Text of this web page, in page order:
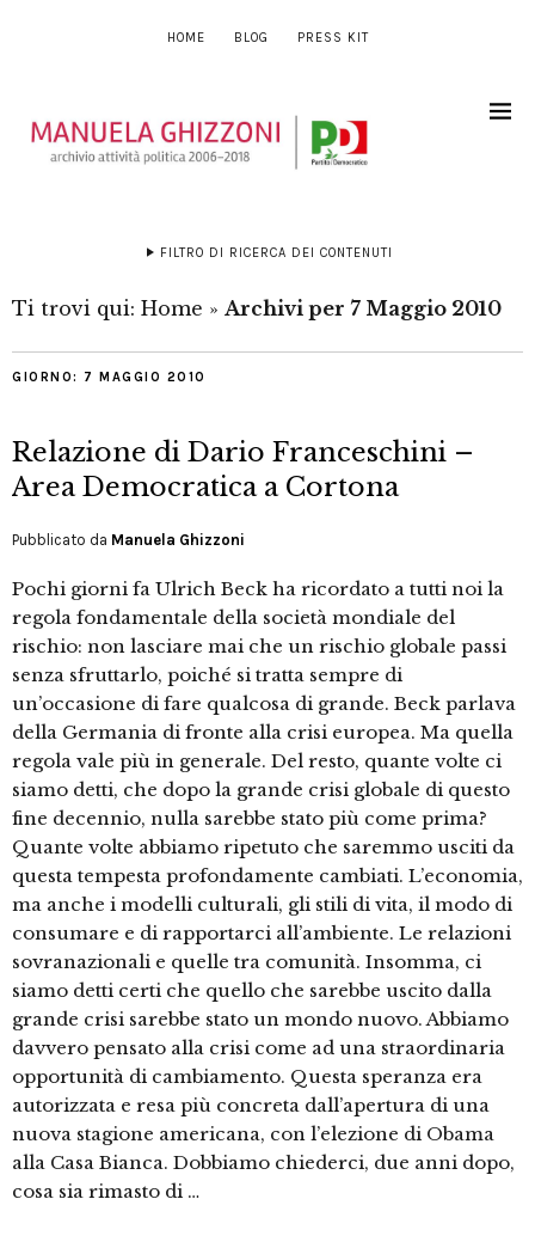
HOME BLOG PRESS KIT
FILTRO DI RICERCA DEI CONTENUTI
Ti trovi qui: Home » Archivi per 7 Maggio 2010
GIORNO: 7 MAGGIO 2010
Relazione di Dario Franceschini –
Area Democratica a Cortona
Pubblicato da Manuela Ghizzoni
Pochi giorni fa Ulrich Beck ha ricordato a tutti noi la
regola fondamentale della società mondiale del
rischio: non lasciare mai che un rischio globale passi
senza sfruttarlo, poiché si tratta sempre di
un’occasione di fare qualcosa di grande. Beck parlava
della Germania di fronte alla crisi europea. Ma quella
regola vale più in generale. Del resto, quante volte ci
siamo detti, che dopo la grande crisi globale di questo
fine decennio, nulla sarebbe stato più come prima?
Quante volte abbiamo ripetuto che saremmo usciti da
questa tempesta profondamente cambiati. L’economia,
ma anche i modelli culturali, gli stili di vita, il modo di
consumare e di rapportarci all’ambiente. Le relazioni
sovranazionali e quelle tra comunità. Insomma, ci
siamo detti certi che quello che sarebbe uscito dalla
grande crisi sarebbe stato un mondo nuovo. Abbiamo
davvero pensato alla crisi come ad una straordinaria
opportunità di cambiamento. Questa speranza era
autorizzata e resa più concreta dall’apertura di una
nuova stagione americana, con l’elezione di Obama
alla Casa Bianca. Dobbiamo chiederci, due anni dopo,
cosa sia rimasto di …